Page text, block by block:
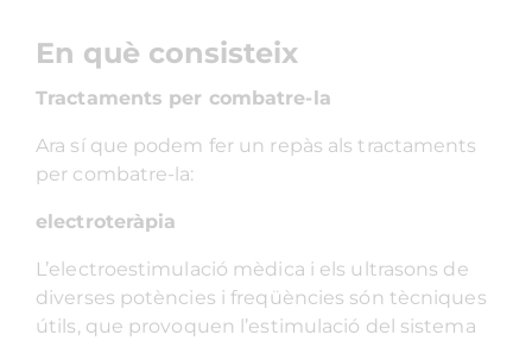
En què consisteix
Tractaments per combatre-la
Ara sí que podem fer un repàs als tractaments
per combatre-la:
electroteràpia
L’electroestimulació mèdica i els ultrasons de
diverses potències i freqüències són tècniques
útils, que provoquen l’estimulació del sistema